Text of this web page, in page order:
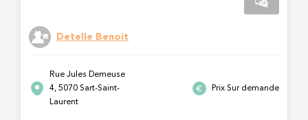
Detelle Benoit
Rue Jules Demeuse
4, 5070 Sart-Saint-
Laurent
Prix Sur demande